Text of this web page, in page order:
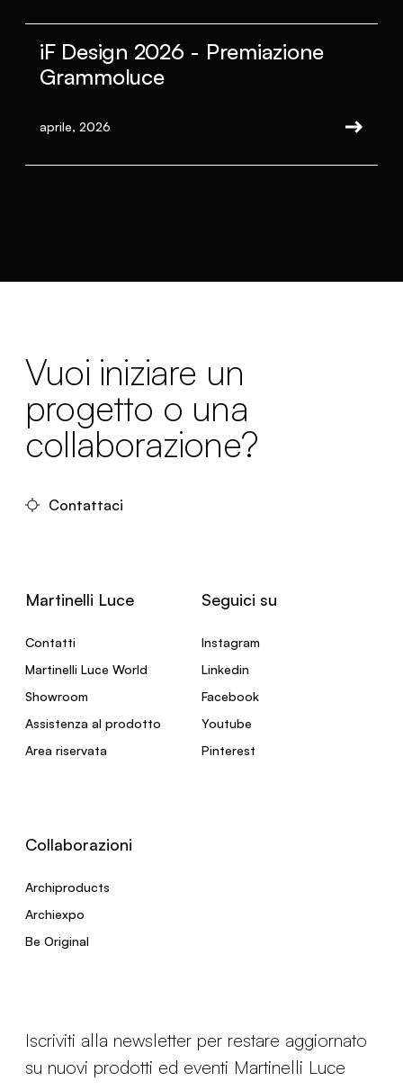
iF Design 2026 - Premiazione
Grammoluce
aprile, 2026
Vuoi iniziare un
progetto o una
collaborazione?
Contattaci
Martinelli Luce
Contatti
Martinelli Luce World
Showroom
Assistenza al prodotto
Area riservata
Seguici su
Instagram
Linkedin
Facebook
Youtube
Pinterest
Collaborazioni
Archiproducts
Archiexpo
Be Original
Iscriviti alla newsletter per restare aggiornato
su nuovi prodotti ed eventi Martinelli Luce